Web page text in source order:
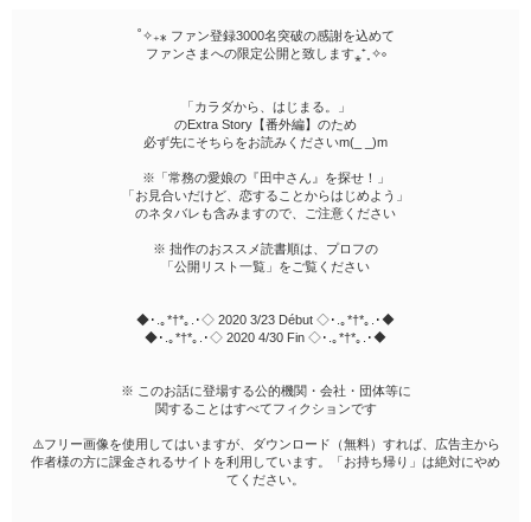
˚✧₊⁎ ファン登録3000名突破の感謝を込めて
ファンさまへの限定公開と致します⁎⁺˳✧༚
「カラダから、はじまる。」
のExtra Story【番外編】のため
必ず先にそちらをお読みくださいm(_ _)m
※「常務の愛娘の『田中さん』を探せ！」
「お見合いだけど、恋することからはじめよう」
のネタバレも含みますので、ご注意ください
※ 拙作のおススメ読書順は、プロフの
「公開リスト一覧」をご覧ください
◆･.｡*†*｡.･◇ 2020 3/23 Début ◇･.｡*†*｡.･◆
◆･.｡*†*｡.･◇ 2020 4/30 Fin ◇･.｡*†*｡.･◆
※ このお話に登場する公的機関・会社・団体等に
関することはすべてフィクションです
⚠️フリー画像を使用してはいますが、ダウンロード（無料）すれば、広告主から
作者様の方に課金されるサイトを利用しています。「お持ち帰り」は絶対にやめ
てください。